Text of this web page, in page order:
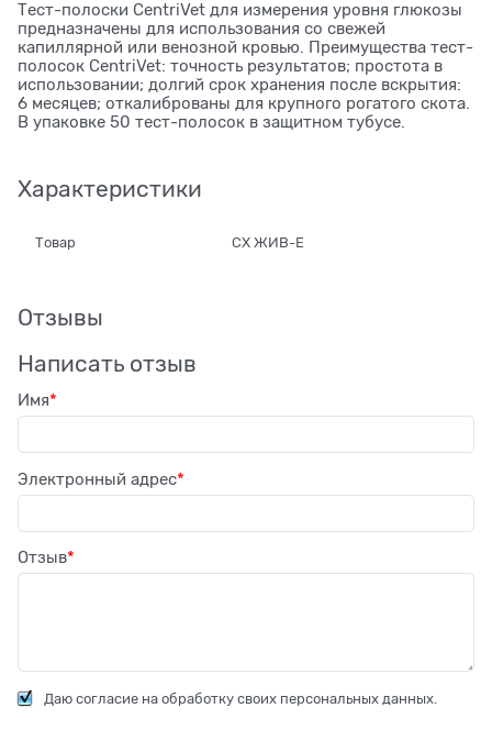
Тест-полоски CentriVet для измерения уровня глюкозы
предназначены для использования со свежей
капиллярной или венозной кровью. Преимущества тест-
полосок CentriVet: точность результатов; простота в
использовании; долгий срок хранения после вскрытия:
6 месяцев; откалиброваны для крупного рогатого скота.
В упаковке 50 тест-полосок в защитном тубусе.
Характеристики
Товар СХ ЖИВ-Е
Отзывы
Написать отзыв
Имя
Электронный адрес
Отзыв
Даю согласие на обработку своих персональных данных.